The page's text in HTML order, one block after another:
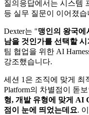
질의응답에서는 시스템
등 실무 질문이 이어졌습
Dexter는 "맹인의 왕국에
남을 것인가를 선택할 시
팀 협업을 위한 AI
강조했습니다.
세션 1은 조직에 맞게 최
Platform의 차별점이 돋
형, 개발 유형에 맞게 AI
점이 눈에 띄었는데요.